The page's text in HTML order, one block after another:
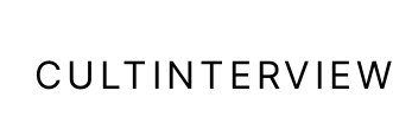
CULTINTERVIEW